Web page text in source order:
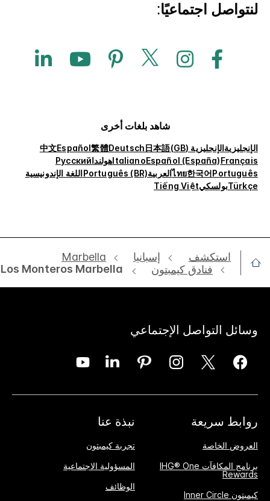
لنتواصل اجتماعيًا:
شاهد بلغات أخرى
الإنجليزيةالإنجليزية (GB) 日本語
Deutsch
繁體
Español
中文
Français
Español (España)
ItalianoهولنداРусский
Português
한국어
ไทยالعربيةPortuguês (BR)اللغة الإندونيسية
TürkçeبولسكيTiếng Việt
استكشف ‫‫إسبانيا‬‬
Marbella
فنادق كيمبتون
Los Monteros Marbella
وسائل التواصل الإجتماعي
روابط سريعة
العروض الخاصة
برنامج المكافآت IHG® One
Rewards
كيمبتون Inner Circle
نبذة عنا
تجربة كيمبتون
المسؤولية الاجتماعية
الوظائف